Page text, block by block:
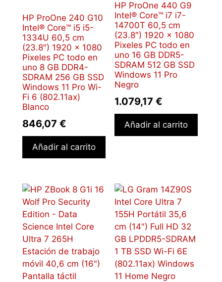
HP ProOne 240 G10
Intel® Core™ i5 i5-
1334U 60,5 cm
(23.8″) 1920 x 1080
Pixeles PC todo en
uno 8 GB DDR4-
SDRAM 256 GB SSD
Windows 11 Pro Wi-
Fi 6 (802.11ax)
Blanco
846,07 €
Añadir al carrito
HP ProOne 440 G9
Intel® Core™ i7 i7-
14700T 60,5 cm
(23.8″) 1920 x 1080
Pixeles PC todo en
uno 16 GB DDR5-
SDRAM 512 GB SSD
Windows 11 Pro
Negro
1.079,17€
Añadir al carrito